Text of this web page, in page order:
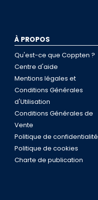
À PROPOS
Qu'est-ce que Coppten ?
Centre d'aide
Mentions légales et
Conditions Générales
d'Utilisation
Conditions Générales de
Vente
Politique de confidentialité
Politique de cookies
Charte de publication